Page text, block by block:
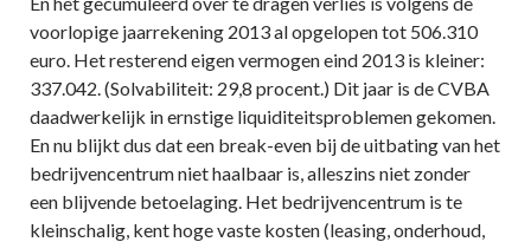
voorlopige jaarrekening 2013 al opgelopen tot 506.310
euro. Het resterend eigen vermogen eind 2013 is kleiner:
337.042. (Solvabiliteit: 29,8 procent.) Dit jaar is de CVBA
daadwerkelijk in ernstige liquiditeitsproblemen gekomen.
En nu blijkt dus dat een break-even bij de uitbating van het
bedrijvencentrum niet haalbaar is, alleszins niet zonder
een blijvende betoelaging. Het bedrijvencentrum is te
kleinschalig, kent hoge vaste kosten (leasing, onderhoud,